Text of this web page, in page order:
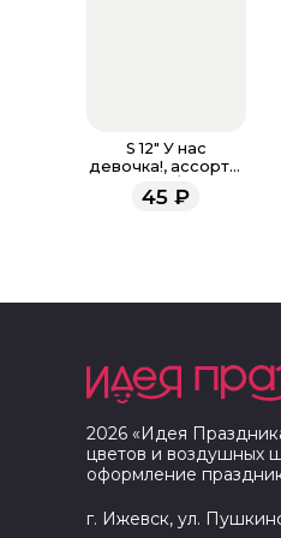
S 12" У нас
девочка!, ассорти,
пастель / 30 см
45 ₽
2026 «Идея
цветов и воздушных
оформление
г. Ижевск, ул.